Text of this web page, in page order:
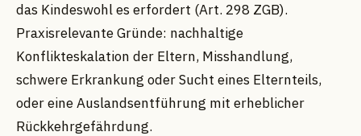
das Kindeswohl es erfordert (Art. 298 ZGB).
Praxisrelevante Gründe: nachhaltige
Konflikteskalation der Eltern, Misshandlung,
schwere Erkrankung oder Sucht eines Elternteils,
oder eine Auslandsentführung mit erheblicher
Rückkehrgefährdung.